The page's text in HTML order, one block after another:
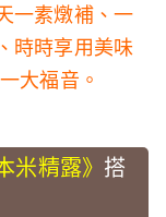
一素燉補、一
時時享用美味
大福音。
米精露》 搭